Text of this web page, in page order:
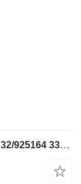
JCB JS130W 油圧ショベルのためのJCB 32/925164 335/B5200 油圧フィルター